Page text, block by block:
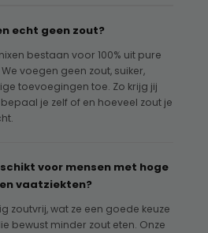
echt geen zout?
bestaan voor 100% uit pure
voegen geen zout, suiker,
toevoegingen toe. Zo krijg jij
je zelf of en hoeveel zout je
voor mensen met hoge
vaatziekten?
zoutvrij, wat ze een goede keuze
bewust minder zout eten. Onze